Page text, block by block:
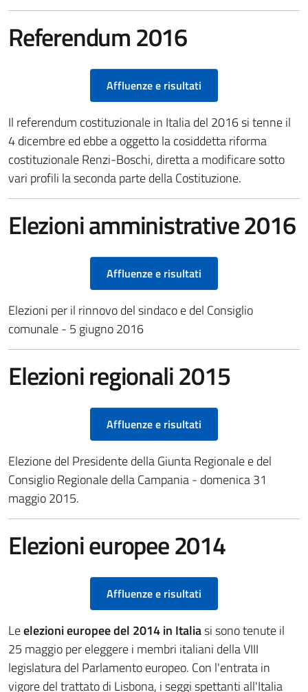
Referendum 2016
Affluenze e risultati
Il referendum costituzionale in Italia del 2016 si tenne il
4 dicembre ed ebbe a oggetto la cosiddetta riforma
costituzionale Renzi-Boschi, diretta a modificare sotto
vari profili la seconda parte della Costituzione.
Elezioni amministrative 2016
Affluenze e risultati
Elezioni per il rinnovo del sindaco e del Consiglio
comunale - 5 giugno 2016
Elezioni regionali 2015
Affluenze e risultati
Elezione del Presidente della Giunta Regionale e del
Consiglio Regionale della Campania - domenica 31
maggio 2015.
Elezioni europee 2014
Affluenze e risultati
Leelezioni europee del 2014 in Italiasi sono tenute il
25 maggio per eleggere i membri italiani della VIII
legislatura del Parlamento europeo. Con l'entrata in
vigore del trattato di Lisbona, i seggi spettanti all'Italia